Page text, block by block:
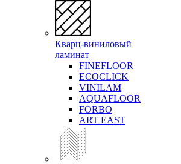
Кварц-виниловый
ламинат
FINEFLOOR
ECOCLICK
VINILAM
AQUAFLOOR
FORBO
ART EAST